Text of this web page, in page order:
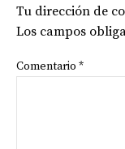
Tu dirección de
Los campos
Comentario *